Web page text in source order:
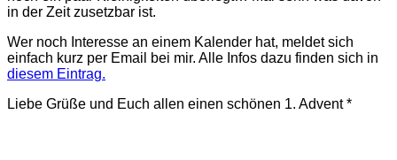
in der Zeit zusetzbar ist.
Wer noch Interesse an einem Kalender hat, meldet sich
einfach kurz per Email bei mir. Alle Infos dazu finden sich in
diesem Eintrag.
Liebe Grüße und Euch allen einen schönen 1. Advent *